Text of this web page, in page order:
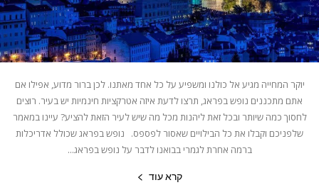
יוקר המחייה מגיע אל כולנו ומשפיע על כל אחד מאתנו. לכן ברור מדוע, אפילו אם
אתם מתכננים נופש בפראג, תרצו לדעת איזה אטרקציות חינמיות יש בעיר. רוצים
לחסוך כמה שיותר ובכל זאת ליהנות מכל מה שיש לעיר הזאת להציע? עיינו במאמר
שלפניכם וקבלו את כל הבילויים שאסור לפספס. נופש בפראג שכולל אדריכלות
ברמה אחרת לגמרי בבואנו לדבר על נופש בפראג...
קרא עוד